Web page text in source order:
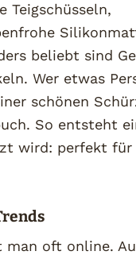
Teigschüsseln,
beliebt sind
Wer etwas
schönen
So entsteht
wird: perfekt für
man oft online.